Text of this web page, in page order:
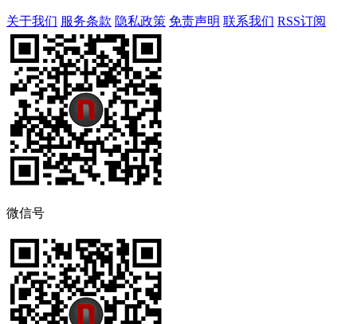
关于我们 服务条款 隐私政策 免责声明 联系我们 RSS订阅
微信号